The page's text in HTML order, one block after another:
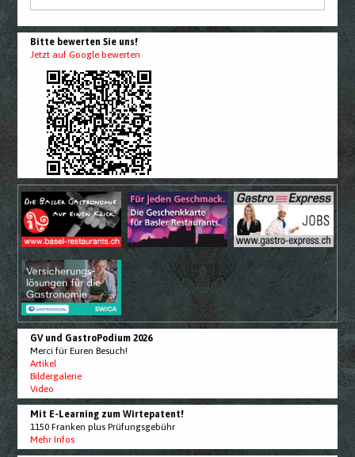
Bitte bewerten Sie uns!
Jetzt auf Google bewerten
GV und GastroPodium 2026
Merci für Euren Besuch!
Artikel
Bildergalerie
Video
Mit E-Learning zum Wirtepatent!
1150 Franken plus Prüfungsgebühr
Mehr Infos